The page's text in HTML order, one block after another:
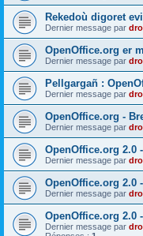
Rekedoù digoret
Dernier message par
OpenOffice.org er
Dernier message par
Pellgargañ :
Dernier message par
OpenOffice.org -
Dernier message par
OpenOffice.org 2.0
Dernier message par
OpenOffice.org 2.0
Dernier message par
OpenOffice.org 2.0
Dernier message par